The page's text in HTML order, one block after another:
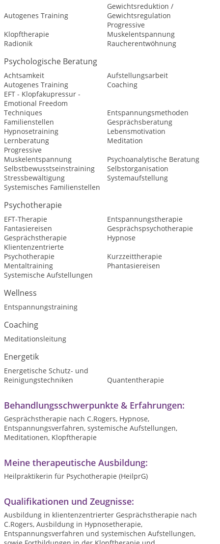
Autogenes Training
Gewichtsreduktion /
Gewichtsregulation
Klopftherapie
Progressive
Muskelentspannung
Radionik
Raucherentwöhnung
Psychologische Beratung
Achtsamkeit
Aufstellungsarbeit
Autogenes Training
Coaching
EFT - Klopfakupressur -
Emotional Freedom
Techniques
Entspannungsmethoden
Familienstellen
Gesprächsberatung
Hypnosetraining
Lebensmotivation
Lernberatung
Meditation
Progressive
Muskelentspannung
Psychoanalytische Beratung
Selbstbewusstseinstraining
Selbstorganisation
Stressbewältigung
Systemaufstellung
Systemisches Familienstellen
Psychotherapie
EFT-Therapie
Entspannungstherapie
Fantasiereisen
Gesprächspsychotherapie
Gesprächstherapie
Hypnose
Klientenzentrierte
Psychotherapie
Kurzzeittherapie
Mentaltraining
Phantasiereisen
Systemische Aufstellungen
Wellness
Entspannungstraining
Coaching
Meditationsleitung
Energetik
Energetische Schutz- und
Reinigungstechniken
Quantentherapie
Behandlungsschwerpunkte & Erfahrungen:
Gesprächstherapie nach C.Rogers, Hypnose,
Entspannungsverfahren, systemische Aufstellungen,
Meditationen, Klopftherapie
Meine therapeutische Ausbildung:
Heilpraktikerin für Psychotherapie (HeilprG)
Qualifikationen und Zeugnisse:
Ausbildung in klientenzentrierter Gesprächstherapie nach
C.Rogers, Ausbildung in Hypnosetherapie,
Entspannungsverfahren und systemischen Aufstellungen,